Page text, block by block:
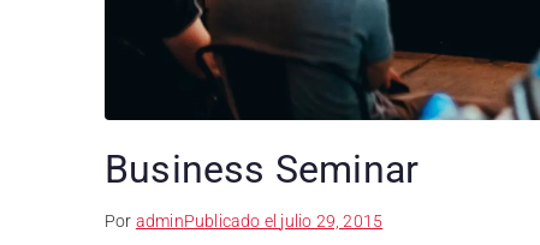
Business Seminar
Por adminPublicado el julio 29, 2015